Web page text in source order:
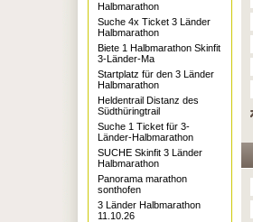
Halbmarathon
Suche 4x Ticket 3 Länder
Halbmarathon
Biete 1 Halbmarathon Skinfit
3-Länder-Ma
Startplatz für den 3 Länder
Halbmarathon
Heldentrail Distanz des
Südthüringtrail
Suche 1 Ticket für 3-
Länder-Halbmarathon
SUCHE Skinfit 3 Länder
Halbmarathon
Panorama marathon
sonthofen
3 Länder Halbmarathon
11.10.26